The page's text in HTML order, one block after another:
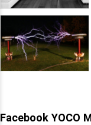
Facebook YOCO